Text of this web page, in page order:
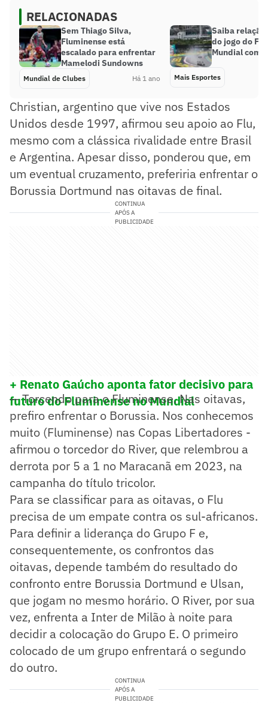
RELACIONADAS
Sem Thiago Silva,
Fluminense está
escalado para enfrentar
Mamelodi Sundowns
Mundial de Clubes Há 1 ano
Saiba
do jogo do
Mundial com
Mais Esportes
Christian, argentino que vive nos Estados
Unidos desde 1997, afirmou seu apoio ao Flu,
mesmo com a clássica rivalidade entre Brasil
e Argentina. Apesar disso, ponderou que, em
um eventual cruzamento, preferiria enfrentar o
Borussia Dortmund nas oitavas de final.
CONTINUA
APÓS A
PUBLICIDADE
+ Renato Gaúcho aponta fator decisivo para
futuro do Fluminense no Mundial
— Torcendo para o Fluminense. Nas oitavas,
prefiro enfrentar o Borussia. Nos conhecemos
muito (Fluminense) nas Copas Libertadores -
afirmou o torcedor do River, que relembrou a
derrota por 5 a 1 no Maracanã em 2023, na
campanha do título tricolor.
Para se classificar para as oitavas, o Flu
precisa de um empate contra os sul-africanos.
Para definir a liderança do Grupo F e,
consequentemente, os confrontos das
oitavas, depende também do resultado do
confronto entre Borussia Dortmund e Ulsan,
que jogam no mesmo horário. O River, por sua
vez, enfrenta a Inter de Milão à noite para
decidir a colocação do Grupo E. O primeiro
colocado de um grupo enfrentará o segundo
do outro.
CONTINUA
APÓS A
PUBLICIDADE